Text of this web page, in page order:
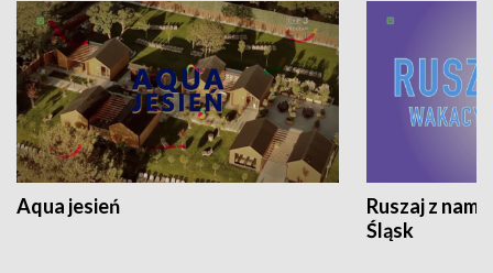
Aqua jesień
Ruszaj z
Śląsk